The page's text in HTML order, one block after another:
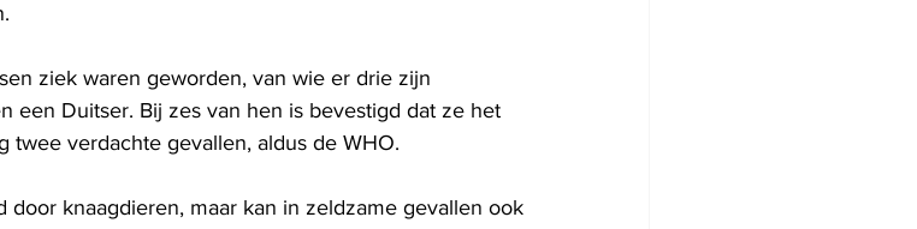
ziek waren geworden, van wie er drie zijn
een Duitser. Bij zes van hen is bevestigd dat ze het
verdachte gevallen, aldus de WHO.
door knaagdieren, maar kan in zeldzame gevallen ook